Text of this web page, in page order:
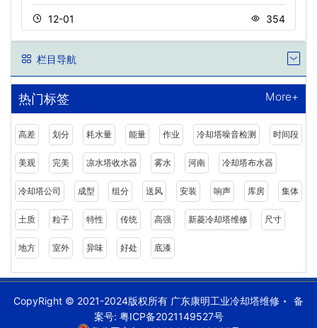
12-01 354
栏目导航
热门标签 More+
高差 划分 耗水量 能量 作业 冷却塔噪音检测 时间段
美观 完美 凉水塔收水器 雾水 河南 冷却塔布水器
冷却塔公司 成型 组分 送风 安装 响声 库房 集体
土质 粒子 特性 传统 高强 新菱冷却塔维修 尺寸
地方 室外 异味 好处 底漆
CopyRight © 2021-2024版权所有 广东康明工业冷却塔维修
备
案号: 粤ICP备2021149527号